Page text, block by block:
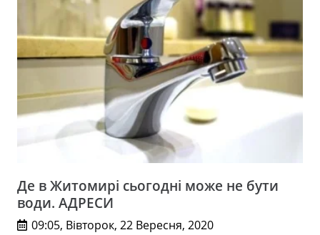
Де в Житомирі сьогодні може не бути
води. АДРЕСИ
09:05, Вівторок, 22 Вересня, 2020